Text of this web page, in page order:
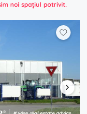
noi spațiul potrivit.